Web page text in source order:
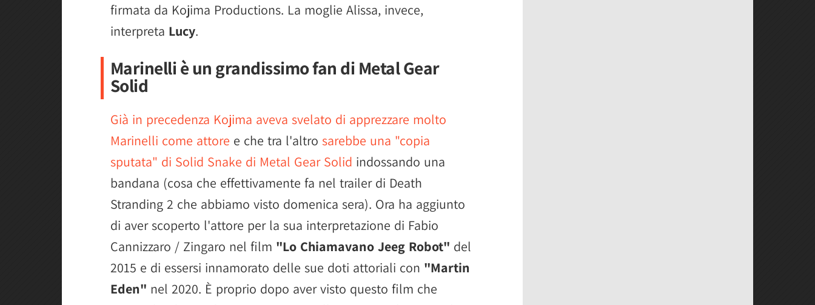
firmata da Kojima Productions. La moglie Alissa, invece,
interpreta Lucy.
Marinelli è un grandissimo fan di Metal Gear
Solid
Già in precedenza Kojima aveva svelato di apprezzare molto
Marinelli come attore e che tra l'altro sarebbe una "copia
sputata" di Solid Snake di Metal Gear Solid indossando una
bandana (cosa che effettivamente fa nel trailer di Death
Stranding 2 che abbiamo visto domenica sera). Ora ha aggiunto
di aver scoperto l'attore per la sua interpretazione di Fabio
Cannizzaro / Zingaro nel film "Lo Chiamavano Jeeg Robot" del
2015 e di essersi innamorato delle sue doti attoriali con "Martin
Eden" nel 2020. È proprio dopo aver visto questo film che